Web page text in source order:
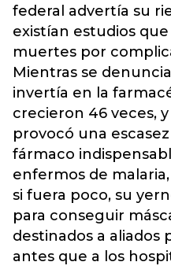
federal advertía su
existían estudios
muertes por
Mientras se
invertía en la
crecieron 46 veces,
provocó una
fármaco
enfermos de
si fuera poco, su
para conseguir
destinados a aliados
antes que a los